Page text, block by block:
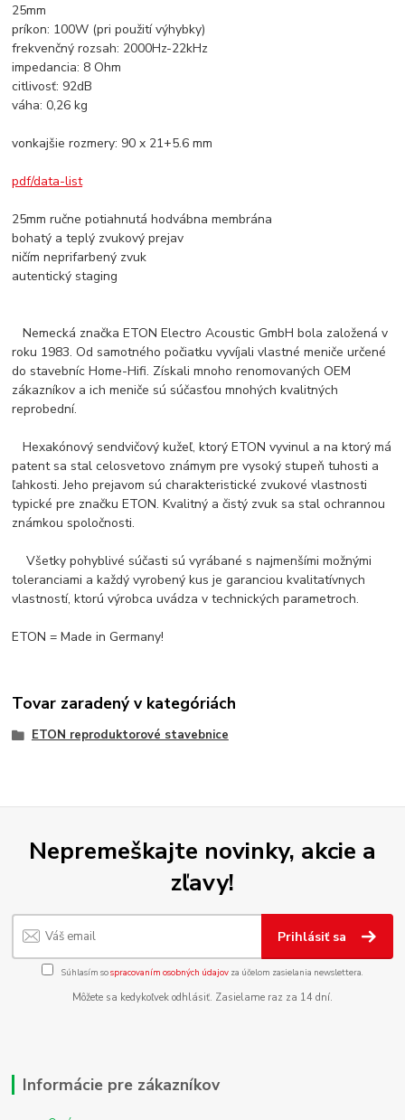
25mm
príkon: 100W (pri použití výhybky)
frekvenčný rozsah: 2000Hz-22kHz
impedancia: 8 Ohm
citlivosť: 92dB
váha: 0,26 kg
vonkajšie rozmery: 90 x 21+5.6 mm
pdf/data-list
25mm ručne potiahnutá hodvábna membrána
bohatý a teplý zvukový prejav
ničím neprifarbený zvuk
autentický staging
Nemecká značka ETON Electro Acoustic GmbH bola založená v
roku 1983. Od samotného počiatku vyvíjali vlastné meniče určené
do stavebníc Home-Hifi. Získali mnoho renomovaných OEM
zákazníkov a ich meniče sú súčasťou mnohých kvalitných
reprobední.
Hexakónový sendvičový kužeľ, ktorý ETON vyvinul a na ktorý má
patent sa stal celosvetovo známym pre vysoký stupeň tuhosti a
ľahkosti. Jeho prejavom sú charakteristické zvukové vlastnosti
typické pre značku ETON. Kvalitný a čistý zvuk sa stal ochrannou
známkou spoločnosti.
Všetky pohyblivé súčasti sú vyrábané s najmenšími možnými
toleranciami a každý vyrobený kus je garanciou kvalitatívnych
vlastností, ktorú výrobca uvádza v technických parametroch.
ETON = Made in Germany!
Tovar zaradený v kategóriách
ETON reproduktorové stavebnice
Nepremeškajte novinky, akcie a
zľavy!
Prihlásiť sa
Súhlasím sospracovaním osobných údajov za účelom zasielania newslettera.
Môžete sa kedykoľvek odhlásiť. Zasielame raz za 14 dní.
Informácie pre zákazníkov